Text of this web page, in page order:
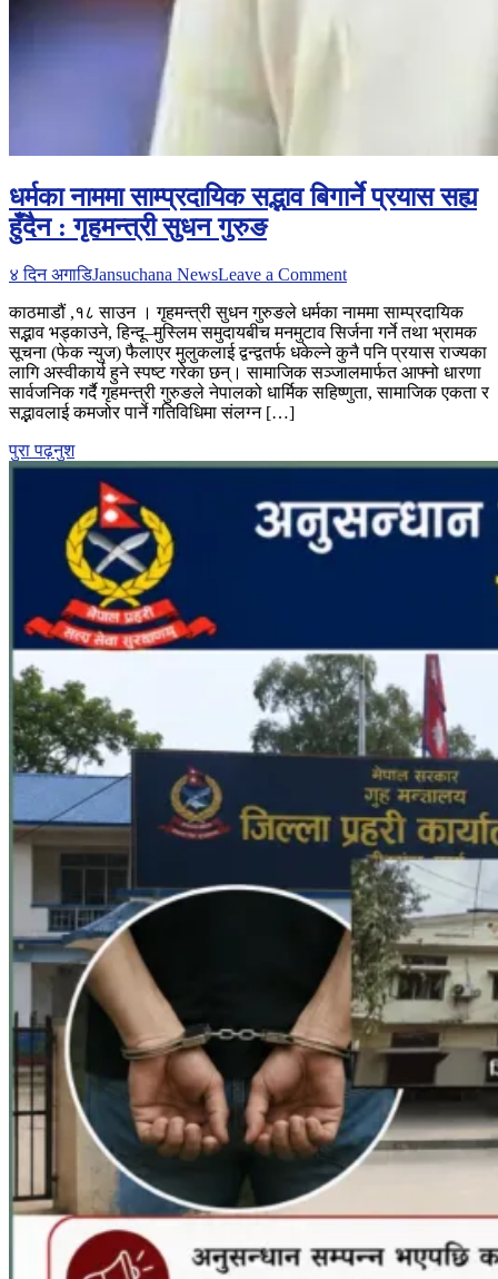
धर्मका नाममा साम्प्रदायिक सद्भाव बिगार्ने प्रयास सह्य
हुँदैन : गृहमन्त्री सुधन गुरुङ
४ दिन अगाडिJansuchana NewsLeave a Commenton
नाममा
साम्प्रदायिक
सद्भाव
बिगार्ने
प्रयास
गृहमन्त्री
गुरुङ
काठमाडौं ,१८ साउन । गृहमन्त्री सुधन गुरुङले धर्मका नाममा साम्प्रदायिक
सद्भाव भड्काउने, हिन्दू–मुस्लिम समुदायबीच मनमुटाव सिर्जना गर्ने तथा भ्रामक
सूचना (फेक न्युज) फैलाएर मुलुकलाई द्वन्द्वतर्फ धकेल्ने कुनै पनि प्रयास राज्यका
लागि अस्वीकार्य हुने स्पष्ट गरेका छन्। सामाजिक सञ्जालमार्फत आफ्नो धारणा
सार्वजनिक गर्दै गृहमन्त्री गुरुङले नेपालको धार्मिक सहिष्णुता, सामाजिक एकता र
सद्भावलाई कमजोर पार्ने गतिविधिमा संलग्न […]
पुरा पढ़नुश